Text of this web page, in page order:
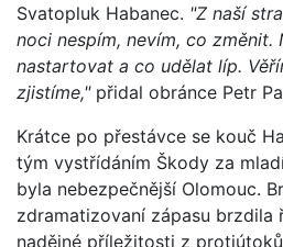
Svatopluk Habanec. "Z naší
noci nespím, nevím, co změnit.
nastartovat a co udělat líp.
zjistíme,"přidal obránce Petr
Krátce po přestávce se kouč
tým vystřídáním Škody za
byla nebezpečnější Olomouc.
zdramatizovaní zápasu brzdila
nadějné příležitosti z